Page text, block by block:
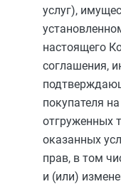
услуг),
настоящего
соглашения,
покупателя
отгруженных
оказанных
прав, в том
и (или)